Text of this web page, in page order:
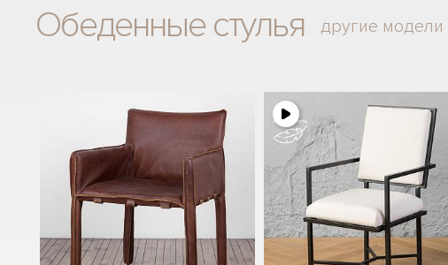
Обеденные стулья другие модели